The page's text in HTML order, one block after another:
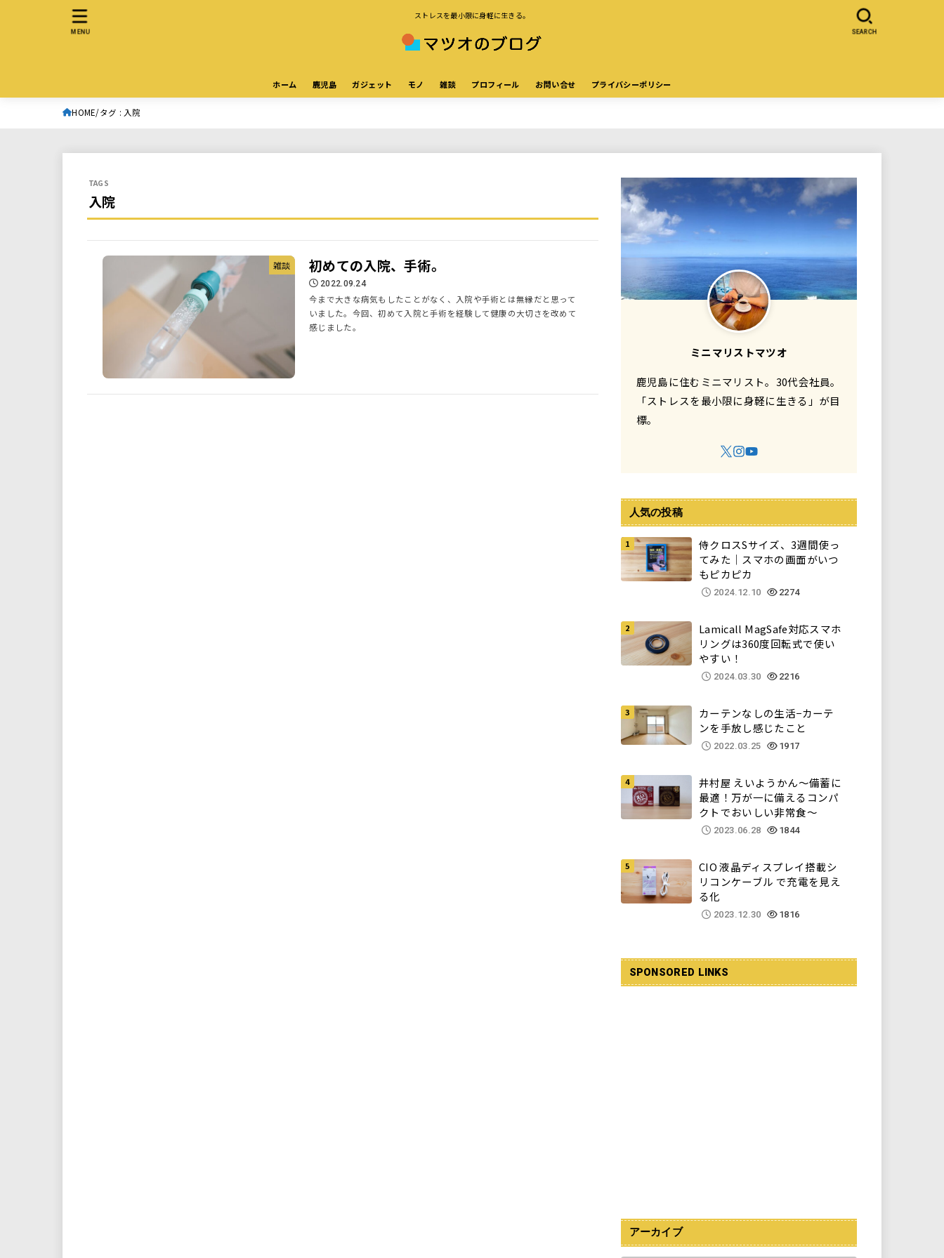
ストレスを最小限に身軽に生きる。
ホーム 鹿児島 ガジェット モノ 雑談 プロフィール お問い合せ プライバシーポリシー
SEARCH
MENU
HOME タグ : 入院
入院
雑談 初めての入院、手術。
2022.09.24
今まで大きな病気もしたことがなく、入院や手術とは無縁だと思って
いました。今回、初めて入院と手術を経験して健康の大切さを改めて
感じました。
ミニマリストマツオ
鹿児島に住むミニマリスト。30代会社員。
「ストレスを最小限に身軽に生きる」が目
標。
人気の投稿
侍クロスSサイズ、3週間使っ
てみた｜スマホの画面がいつ
もピカピカ
2024.12.10 2274
Lamicall MagSafe対応スマホ
リングは360度回転式で使い
やすい！
2024.03.30 2216
カーテンなしの生活−カーテ
ンを手放し感じたこと
2022.03.25 1917
井村屋 えいようかん～備蓄に
最適！万が一に備えるコンパ
クトでおいしい非常食～
2023.06.28 1844
CIO 液晶ディスプレイ搭載シ
リコンケーブル で充電を見え
る化
2023.12.30 1816
SPONSORED LINKS
アーカイブ